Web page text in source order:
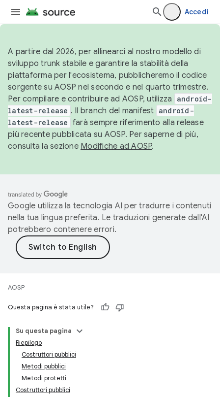
Accedi
A partire dal 2026, per allinearci al nostro modello di
sviluppo trunk stabile e garantire la stabilità della
piattaforma per l'ecosistema, pubblicheremo il codice
sorgente su AOSP nel secondo e nel quarto trimestre.
Per compilare e contribuire ad AOSP, utilizza
android-
latest-release . Il branch del manifest android-
latest-release farà sempre riferimento alla release
più recente pubblicata su AOSP. Per saperne di più,
consulta la sezione Modifiche ad AOSP.
Google utilizza la tecnologia AI per tradurre i contenuti
nella tua lingua preferita. Le traduzioni generate dall'AI
potrebbero contenere errori.
AOSP
Questa pagina è stata utile?
Su questa pagina
Riepilogo
Costruttori pubblici
Metodi pubblici
Metodi protetti
Costruttori pubblici